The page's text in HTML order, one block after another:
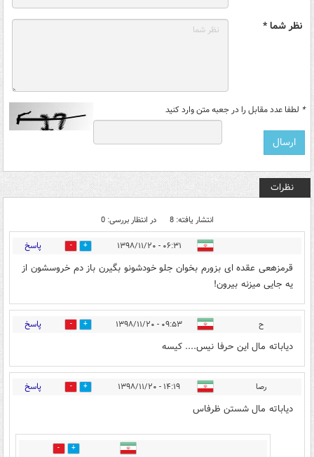
نظر شما *
* لطفا عدد مقابل را در جعبه متن وارد کنید
نظرات
انتشار یافته: 8 در انتظار بررسی: 0
۰۶:۳۱ - ۱۳۹۸/۱۱/۲۰ 9 پاسخ
قرمزهعی عقده ای بزورم بخوان جلو خودشونو بگیرن باز دم خروسشون از
یه جایی میزنه بیرون!
ح ۰۹:۵۳ - ۱۳۹۸/۱۱/۲۰ 26 پاسخ
دیاباته مال این حرفا نیس.... کیسه
رصا ۱۴:۱۹ - ۱۳۹۸/۱۱/۲۰ 5 پاسخ
دیاباته مال شستن ظرفاس
0